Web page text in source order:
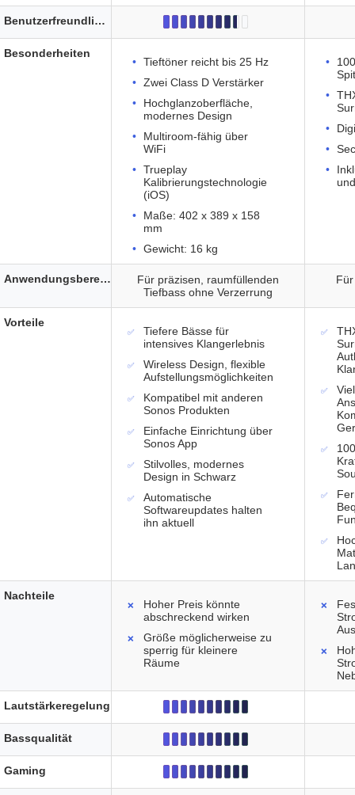
Tieftöner reicht bis 25 Hz
Zwei Class D Verstärker
Hochglanzoberfläche,
modernes Design
Multiroom-fähig über
WiFi
Trueplay
Kalibrierungstechnologie
(iOS)
Maße: 402 x 389 x 158
mm
Gewicht: 16 kg
Für präzisen, raumfüllenden
Tiefbass ohne Verzerrung
Tiefere Bässe für
intensives Klangerlebnis
Wireless Design, flexible
Aufstellungsmöglichkeiten
Kompatibel mit anderen
Sonos Produkten
Einfache Einrichtung über
Sonos App
Stilvolles, modernes
Design in Schwarz
Automatische
Softwareupdates halten
ihn aktuell
Hoher Preis könnte
abschreckend wirken
Größe möglicherweise zu
sperrig für kleinere
Räume
Benutzerfreundlichkeit
Besonderheiten
Anwendungsbereich
Vorteile
Nachteile
Lautstärkeregelung
Bassqualität
Gaming